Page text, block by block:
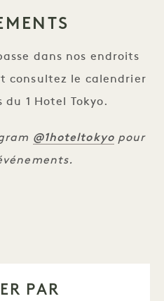
dans nos endroits
consultez le calendrier
du 1 Hotel Tokyo.
@1hoteltokyopour
PAR